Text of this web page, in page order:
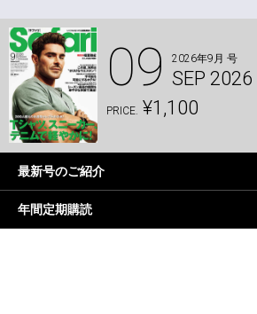
09 2026年9月 号
SEP 2026
PRICE. ¥1,100
最新号のご紹介
年間定期購読